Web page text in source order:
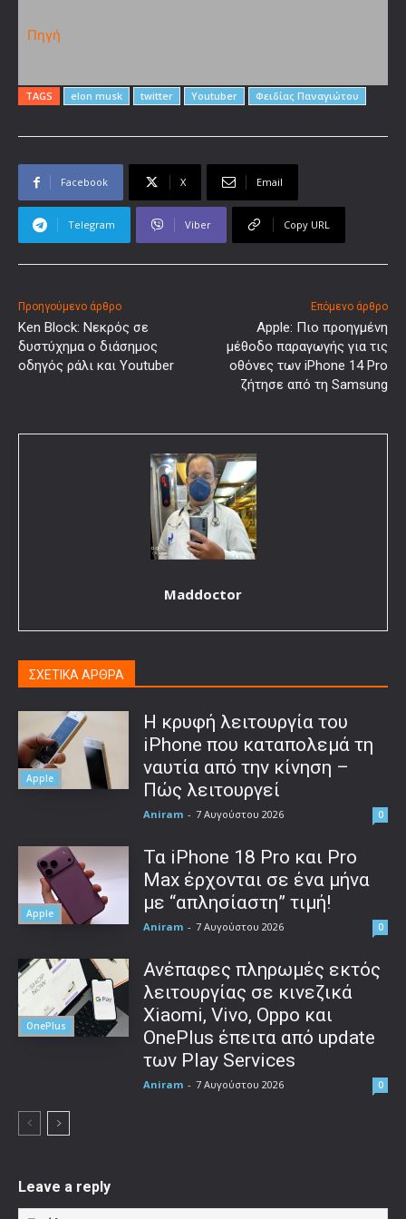
Πηγή
TAGS elon musk twitter Youtuber Φειδίας Παναγιώτου
Facebook X Email
Telegram Viber Copy URL
Προηγούμενο άρθρο
Ken Block: Νεκρός σε
δυστύχημα ο διάσημος
οδηγός ράλι και Youtuber
Επόμενο άρθρο
Apple: Πιο προηγμένη
μέθοδο παραγωγής για τις
οθόνες των iPhone 14 Pro
ζήτησε από τη Samsung
Maddoctor
ΣΧΕΤΙΚΑ ΑΡΘΡΑ
Apple
Η κρυφή λειτουργία του
iPhone που καταπολεμά τη
ναυτία από την κίνηση –
Πώς λειτουργεί
Aniram - 7 Αυγούστου 2026 0
Apple
Τα iPhone 18 Pro και Pro
Max έρχονται σε ένα μήνα
με “απλησίαστη” τιμή!
Aniram - 7 Αυγούστου 2026 0
OnePlus
Ανέπαφες πληρωμές εκτός
λειτουργίας σε κινεζικά
Xiaomi, Vivo, Oppo και
OnePlus έπειτα από update
των Play Services
Aniram - 7 Αυγούστου 2026 0
Leave a reply